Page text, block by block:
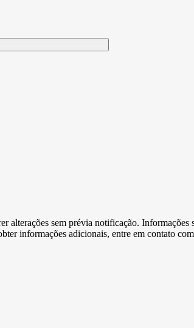
sem prévia notificação. Informações
informações adicionais, entre em contato